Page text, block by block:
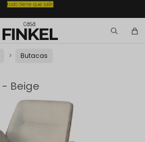
Butacas
- Beige